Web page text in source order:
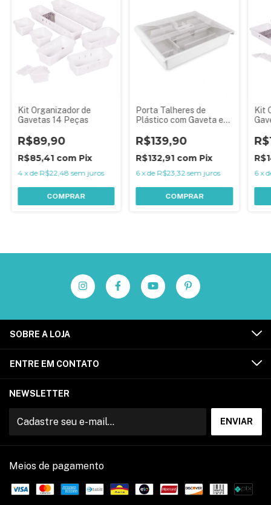
Kit Organizador de
Gavetas 14 Peças
R$89,90
R$85,41 com Pix
4 xde R$22,48 sem juros
COMPRAR
Porta Talheres de
Plástico com Gaveta e
R$139,90
R$132,91 com Pix
6 xde R$23,32 sem juros
COMPRAR
Kit
6 x
SOBRE A LOJA
ENTRE EM CONTATO
NEWSLETTER
Meios de pagamento